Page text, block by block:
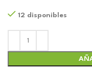
original
era:
12 disponibles